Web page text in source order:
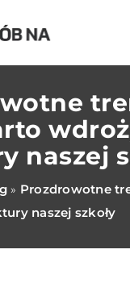
naszej
» Prozdrowotne
naszej szkoły